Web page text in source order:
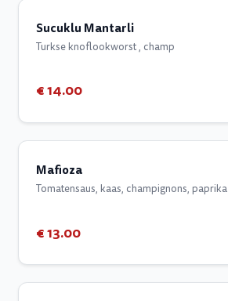
Sucuklu Mantarli
Turkse knoflookworst , champ
€ 14.00
Mafioza
Tomatensaus, kaas, champignons, paprika
€ 13.00